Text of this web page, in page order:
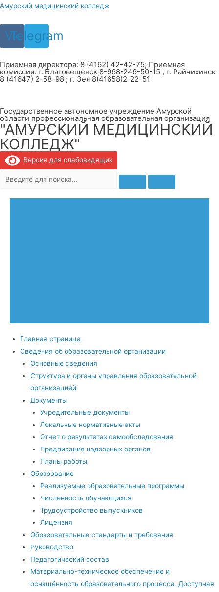
Перейти
содержимому
Амурский медицинский колледж
Vk
Telegram
Приемная директора: 8 (4162) 42-42-75; Приемная
комиссия: г. Благовещенск 8-968-246-50-15 ; г. Райчихинск
8 (41647) 2-58-98 ; г. Зея 8(41658)2-22-51
Государственное автономное учреждение Амурской
области профессиональная образовательная организация
"АМУРСКИЙ МЕДИЦИНСКИЙ
КОЛЛЕДЖ"
Версия для слабовидящих
Главная страница
Сведения об образовательной организации
Основные сведения
Структура и органы управления образовательной
организацией
Документы
Учредительные документы
Локальные нормативные акты
Отчет о результатах самообследования
Предписания надзорных органов
Планы работы
Образование
Реализуемые образовательные программы
Численность обучающихся
Трудоустройство выпускников
Лицензия
Образовательные стандарты и требования
Руководство
Педагогический состав
Материально-техническое обеспечение и
оснащённость образовательного процесса. Доступная